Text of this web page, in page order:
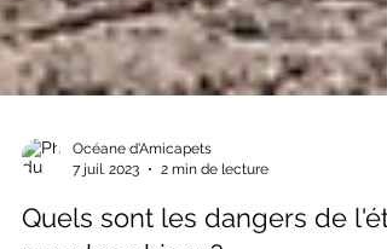
7 juil. 2023
2 min de lecture